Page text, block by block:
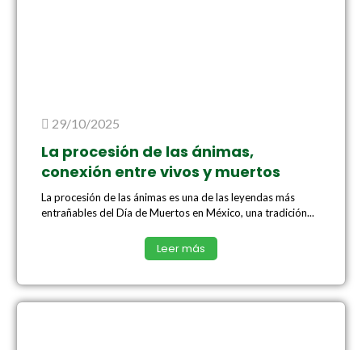
29/10/2025
La procesión de las ánimas,
conexión entre vivos y muertos
La procesión de las ánimas es una de las leyendas más
entrañables del Día de Muertos en México, una tradición...
Leer más